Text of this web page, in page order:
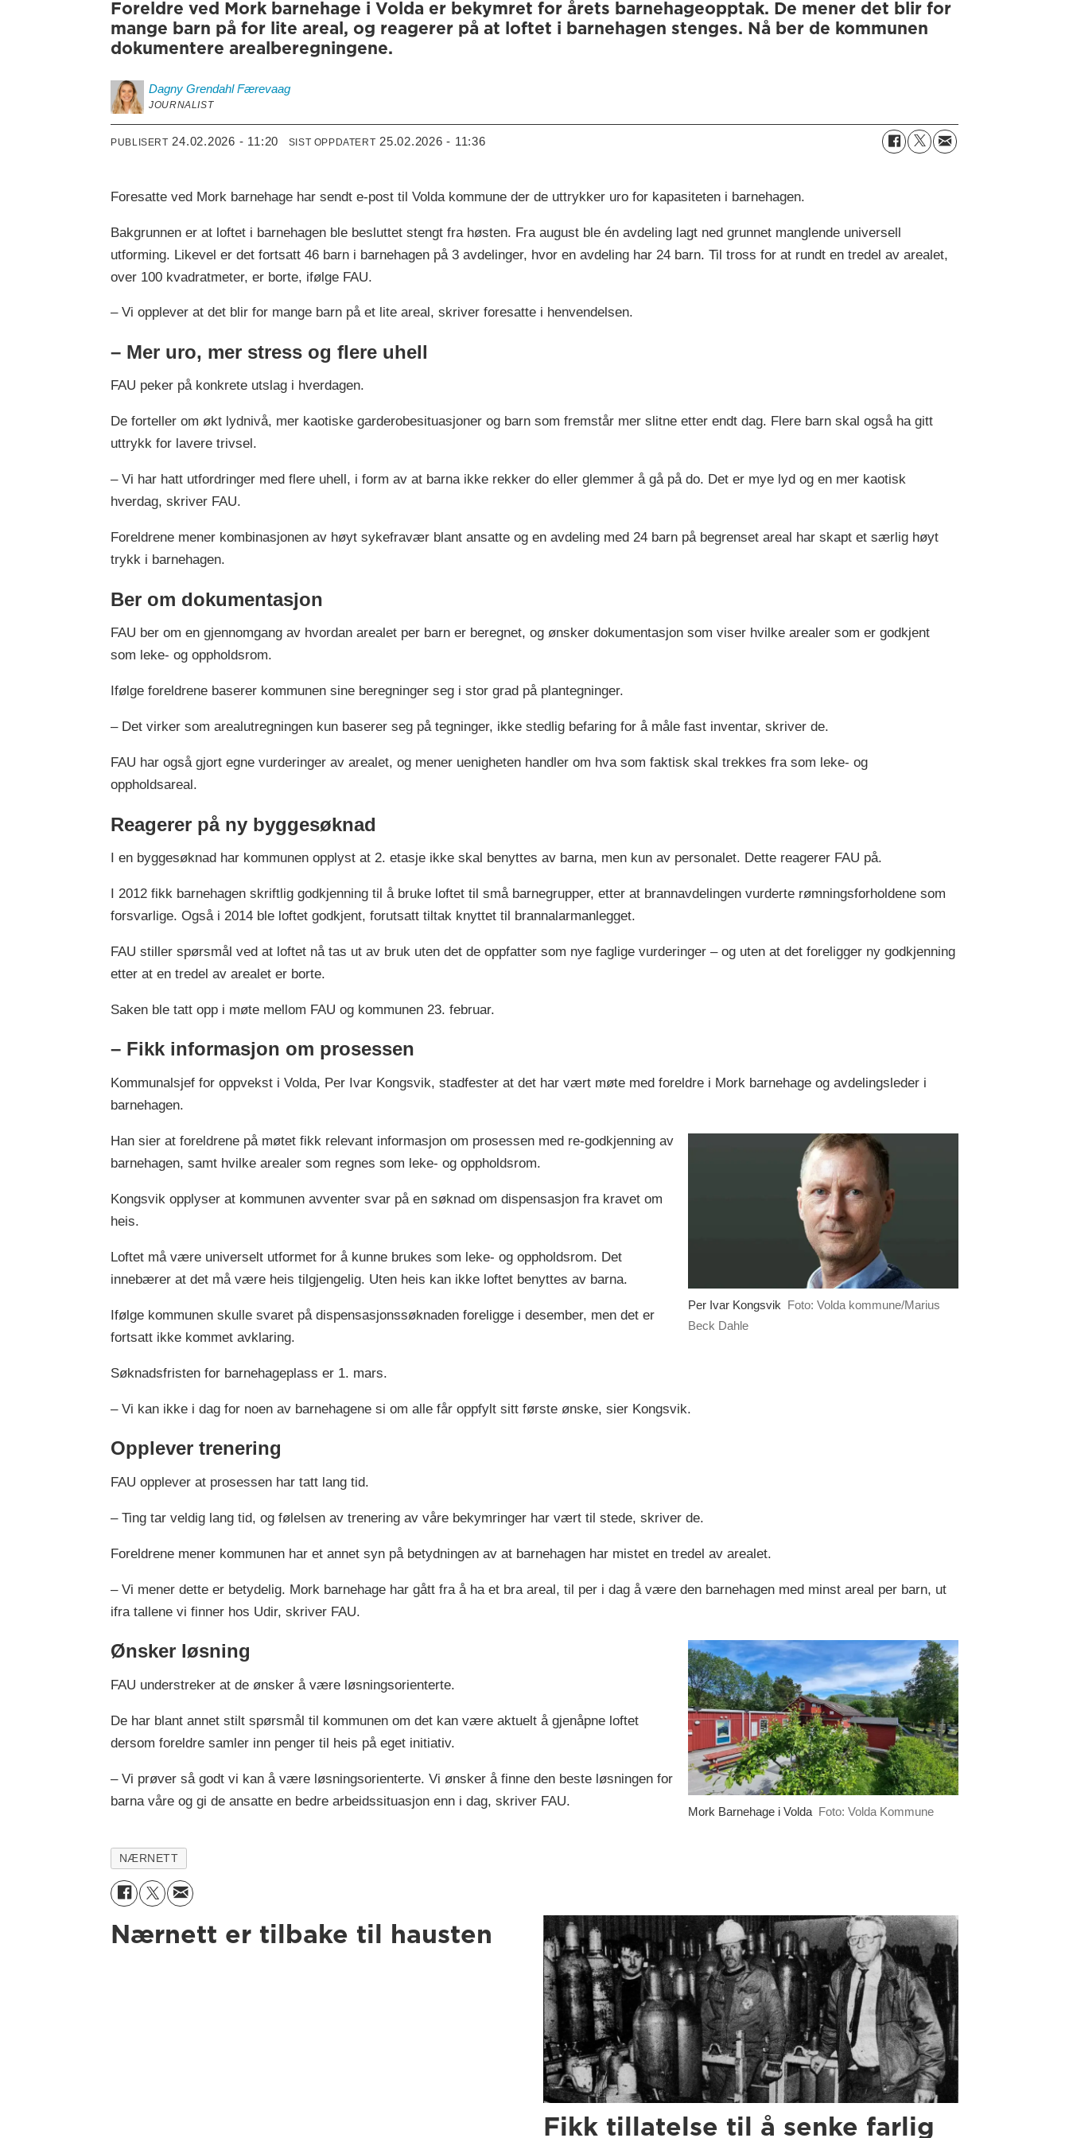
Foreldre ved Mork barnehage i Volda er bekymret for årets barnehageopptak. De mener det blir for
mange barn på for lite areal, og reagerer på at loftet i barnehagen stenges. Nå ber de kommunen
dokumentere arealberegningene.
Dagny Grendahl Færevaag
JOURNALIST
PUBLISERT 24.02.2026 - 11:20 SIST OPPDATERT 25.02.2026 - 11:36
Foresatte ved Mork barnehage har sendt e-post til Volda kommune der de uttrykker uro for kapasiteten i barnehagen.
Bakgrunnen er at loftet i barnehagen ble besluttet stengt fra høsten. Fra august ble én avdeling lagt ned grunnet manglende universell
utforming. Likevel er det fortsatt 46 barn i barnehagen på 3 avdelinger, hvor en avdeling har 24 barn. Til tross for at rundt en tredel av arealet,
over 100 kvadratmeter, er borte, ifølge FAU.
– Vi opplever at det blir for mange barn på et lite areal, skriver foresatte i henvendelsen.
– Mer uro, mer stress og flere uhell
FAU peker på konkrete utslag i hverdagen.
De forteller om økt lydnivå, mer kaotiske garderobesituasjoner og barn som fremstår mer slitne etter endt dag. Flere barn skal også ha gitt
uttrykk for lavere trivsel.
– Vi har hatt utfordringer med flere uhell, i form av at barna ikke rekker do eller glemmer å gå på do. Det er mye lyd og en mer kaotisk
hverdag, skriver FAU.
Foreldrene mener kombinasjonen av høyt sykefravær blant ansatte og en avdeling med 24 barn på begrenset areal har skapt et særlig høyt
trykk i barnehagen.
Ber om dokumentasjon
FAU ber om en gjennomgang av hvordan arealet per barn er beregnet, og ønsker dokumentasjon som viser hvilke arealer som er godkjent
som leke- og oppholdsrom.
Ifølge foreldrene baserer kommunen sine beregninger seg i stor grad på plantegninger.
– Det virker som arealutregningen kun baserer seg på tegninger, ikke stedlig befaring for å måle fast inventar, skriver de.
FAU har også gjort egne vurderinger av arealet, og mener uenigheten handler om hva som faktisk skal trekkes fra som leke- og
oppholdsareal.
Reagerer på ny byggesøknad
I en byggesøknad har kommunen opplyst at 2. etasje ikke skal benyttes av barna, men kun av personalet. Dette reagerer FAU på.
I 2012 fikk barnehagen skriftlig godkjenning til å bruke loftet til små barnegrupper, etter at brannavdelingen vurderte rømningsforholdene som
forsvarlige. Også i 2014 ble loftet godkjent, forutsatt tiltak knyttet til brannalarmanlegget.
FAU stiller spørsmål ved at loftet nå tas ut av bruk uten det de oppfatter som nye faglige vurderinger – og uten at det foreligger ny godkjenning
etter at en tredel av arealet er borte.
Saken ble tatt opp i møte mellom FAU og kommunen 23. februar.
– Fikk informasjon om prosessen
Kommunalsjef for oppvekst i Volda, Per Ivar Kongsvik, stadfester at det har vært møte med foreldre i Mork barnehage og avdelingsleder i
barnehagen.
Per Ivar Kongsvik Foto: Volda kommune/Marius
Beck Dahle
Han sier at foreldrene på møtet fikk relevant informasjon om prosessen med re-godkjenning av
barnehagen, samt hvilke arealer som regnes som leke- og oppholdsrom.
Kongsvik opplyser at kommunen avventer svar på en søknad om dispensasjon fra kravet om
heis.
Loftet må være universelt utformet for å kunne brukes som leke- og oppholdsrom. Det
innebærer at det må være heis tilgjengelig. Uten heis kan ikke loftet benyttes av barna.
Ifølge kommunen skulle svaret på dispensasjonssøknaden foreligge i desember, men det er
fortsatt ikke kommet avklaring.
Søknadsfristen for barnehageplass er 1. mars.
– Vi kan ikke i dag for noen av barnehagene si om alle får oppfylt sitt første ønske, sier Kongsvik.
Opplever trenering
FAU opplever at prosessen har tatt lang tid.
– Ting tar veldig lang tid, og følelsen av trenering av våre bekymringer har vært til stede, skriver de.
Foreldrene mener kommunen har et annet syn på betydningen av at barnehagen har mistet en tredel av arealet.
– Vi mener dette er betydelig. Mork barnehage har gått fra å ha et bra areal, til per i dag å være den barnehagen med minst areal per barn, ut
ifra tallene vi finner hos Udir, skriver FAU.
Mork Barnehage i Volda Foto: Volda Kommune
Ønsker løsning
FAU understreker at de ønsker å være løsningsorienterte.
De har blant annet stilt spørsmål til kommunen om det kan være aktuelt å gjenåpne loftet
dersom foreldre samler inn penger til heis på eget initiativ.
– Vi prøver så godt vi kan å være løsningsorienterte. Vi ønsker å finne den beste løsningen for
barna våre og gi de ansatte en bedre arbeidssituasjon enn i dag, skriver FAU.
NÆRNETT
Nærnett er tilbake til hausten
Fikk tillatelse til å senke farlig